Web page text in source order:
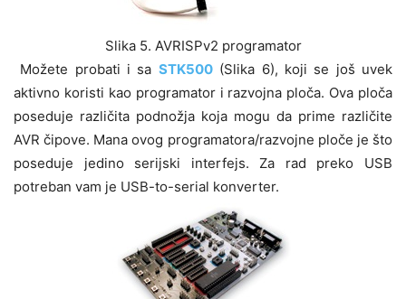
Slika 5. AVRISPv2 programator
Možete probati i sa STK500(Slika 6), koji se još uvek
aktivno koristi kao programator i razvojna ploča. Ova ploča
poseduje različita podnožja koja mogu da prime različite
AVR čipove. Mana ovog programatora/razvojne ploče je što
poseduje jedino serijski interfejs. Za rad preko USB
potreban vam je USB-to-serial konverter.